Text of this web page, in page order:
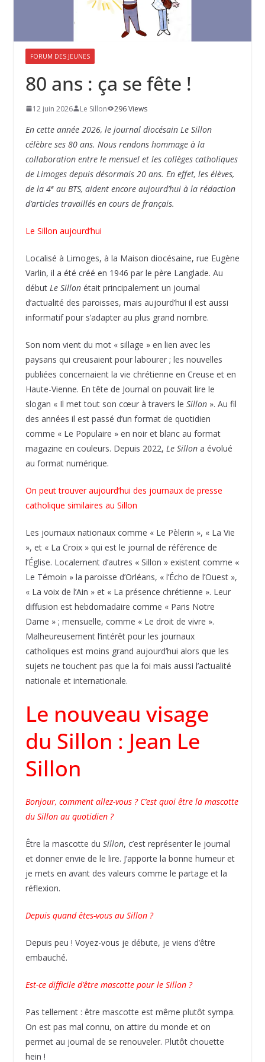
FORUM DES JEUNES
80 ans : ça se fête !
12 juin 2026 Le Sillon 296 Views
En cette année 2026, le journal diocésain Le Sillon
célèbre ses 80 ans. Nous rendons hommage à la
collaboration entre le mensuel et les collèges catholiques
de Limoges depuis désormais 20 ans. En effet, les élèves,
de la 4eau BTS, aident encore aujourd’hui à la rédaction
d’articles travaillés en cours de français.
Le Sillon aujourd’hui
Localisé à Limoges, à la Maison diocésaine, rue Eugène
Varlin, il a été créé en 1946 par le père Langlade. Au
début Le Sillonétait principalement un journal
d’actualité des paroisses, mais aujourd’hui il est aussi
informatif pour s’adapter au plus grand nombre.
Son nom vient du mot « sillage » en lien avec les
paysans qui creusaient pour labourer ; les nouvelles
publiées concernaient la vie chrétienne en Creuse et en
Haute-Vienne. En tête de Journal on pouvait lire le
slogan « Il met tout son cœur à travers le Sillon». Au fil
des années il est passé d’un format de quotidien
comme « Le Populaire » en noir et blanc au format
magazine en couleurs. Depuis 2022, Le Sillona évolué
au format numérique.
On peut trouver aujourd’hui des journaux de presse
catholique similaires au Sillon
Les journaux nationaux comme « Le Pèlerin », « La Vie
», et « La Croix » qui est le journal de référence de
l’Église. Localement d’autres « Sillon » existent comme «
Le Témoin » la paroisse d’Orléans, « l’Écho de l’Ouest »,
« La voix de l’Ain » et « La présence chrétienne ». Leur
diffusion est hebdomadaire comme « Paris Notre
Dame » ; mensuelle, comme « Le droit de vivre ».
Malheureusement l’intérêt pour les journaux
catholiques est moins grand aujourd’hui alors que les
sujets ne touchent pas que la foi mais aussi l’actualité
nationale et internationale.
Le nouveau visage
du Sillon : Jean Le
Sillon
Bonjour, comment allez-vous ? C’est quoi être la mascotte
du Sillon au quotidien ?
Être la mascotte du Sillon, c’est représenter le journal
et donner envie de le lire. J’apporte la bonne humeur et
je mets en avant des valeurs comme le partage et la
réflexion.
Depuis quand êtes-vous au Sillon ?
Depuis peu ! Voyez-vous je débute, je viens d’être
embauché.
Est-ce difficile d’être mascotte pour le Sillon ?
Pas tellement : être mascotte est même plutôt sympa.
On est pas mal connu, on attire du monde et on
permet au journal de se renouveler. Plutôt chouette
hein !